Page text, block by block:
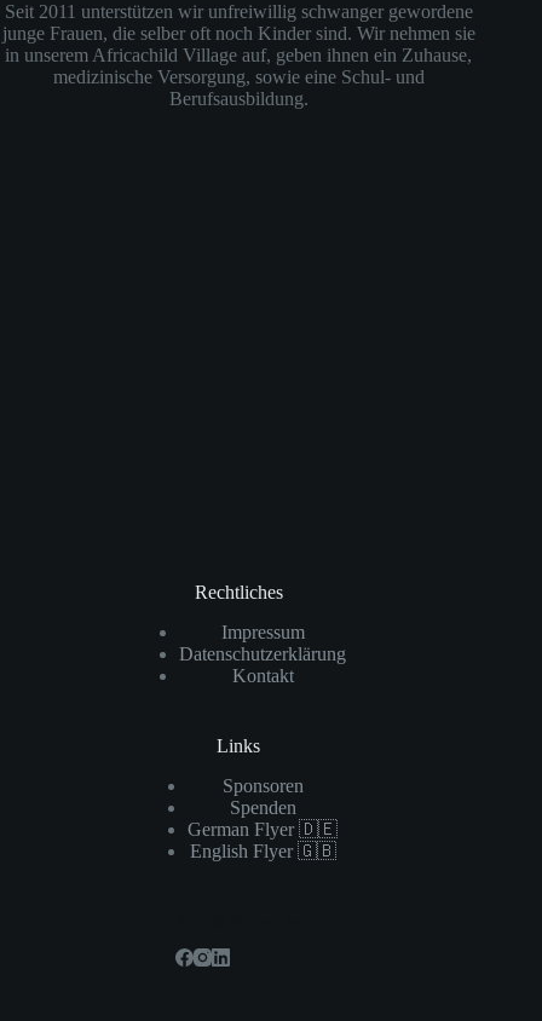
Seit 2011 unterstützen wir unfreiwillig schwanger gewordene
junge Frauen, die selber oft noch Kinder sind. Wir nehmen sie
in unserem Africachild Village auf, geben ihnen ein Zuhause,
medizinische Versorgung, sowie eine Schul- und
Berufsausbildung.
Rechtliches
Impressum
Datenschutzerklärung
Kontakt
Links
Sponsoren
Spenden
German Flyer 🇩🇪
English Flyer 🇬🇧